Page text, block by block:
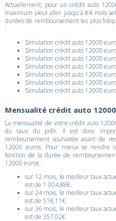
Actuellement, pour un crédit auto
maximum peut aller jusqu'à 84 mois
durées de remboursement les plus
:
Simulation crédit auto 12000
Simulation crédit auto 12000
Simulation crédit auto 12000
Simulation crédit auto 12000
Simulation crédit auto 12000
Simulation crédit auto 12000
Simulation crédit auto 12000
Mensualité crédit auto
La mensualité de votre crédit auto
du taux du prêt. Il est donc
remboursement souhaitée avant de
12000 euros. Pour mieux se rendre
fonction de la durée de
12000 euros :
sur 12 mois, le meilleur taux
est de 1 004,88€.
sur 24 mois, le meilleur taux
est de 518,11€.
sur 36 mois, le meilleur taux
est de 357,02€.